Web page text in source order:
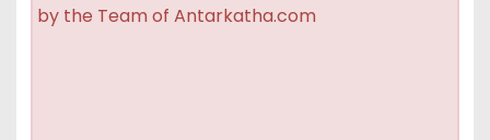
by the Team of Antarkatha.com